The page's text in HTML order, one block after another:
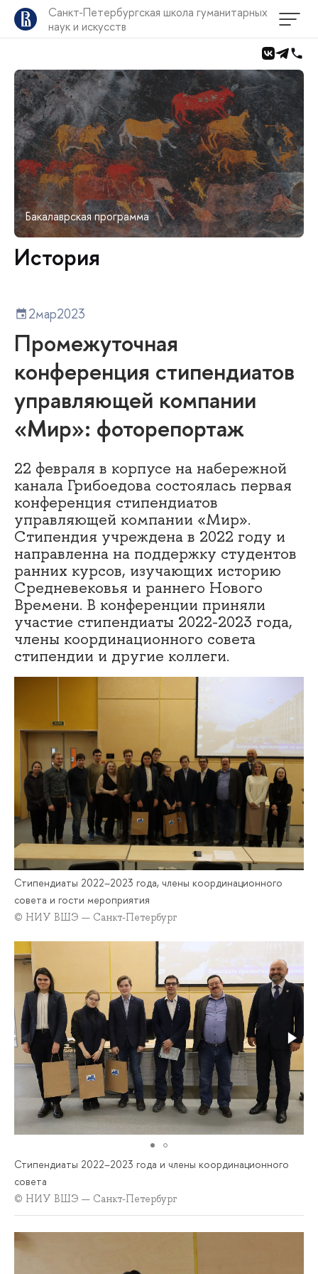
Санкт-Петербургская школа гуманитарных
наук и искусств
Бакалаврская программа
История
2мар2023
Промежуточная
конференция стипендиатов
управляющей компании
«Мир»: фоторепортаж
22 февраля в корпусе на набережной
канала Грибоедова состоялась первая
конференция стипендиатов
управляющей компании «Мир».
Стипендия учреждена в 2022 году и
направленна на поддержку студентов
ранних курсов, изучающих историю
Средневековья и раннего Нового
Времени. В конференции приняли
участие стипендиаты 2022-2023 года,
члены координационного совета
стипендии и другие коллеги.
Стипендиаты 2022–2023 года, члены координационного
совета и гости мероприятия
© НИУ ВШЭ — Санкт-Петербург
Стипендиаты 2022–2023 года и члены координационного
совета
© НИУ ВШЭ — Санкт-Петербург